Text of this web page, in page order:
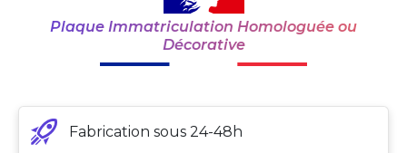
Plaque Immatriculation Homologuée ou
Décorative
Fabrication sous 24-48h